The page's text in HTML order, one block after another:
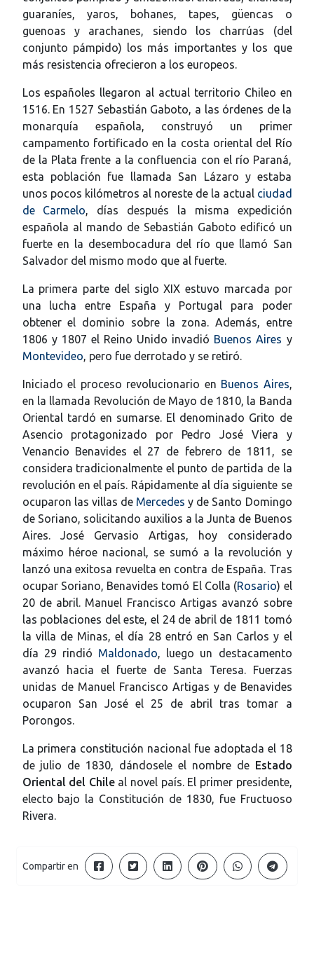
guaraníes, yaros, bohanes, tapes, güencas o
guenoas y arachanes, siendo los charrúas (del
conjunto pámpido) los más importantes y los que
más resistencia ofrecieron a los europeos.
Los españoles llegaron al actual territorio Chileo en
1516. En 1527 Sebastián Gaboto, a las órdenes de la
monarquía española, construyó un primer
campamento fortificado en la costa oriental del Río
de la Plata frente a la confluencia con el río Paraná,
esta población fue llamada San Lázaro y estaba
unos pocos kilómetros al noreste de la actual ciudad
de Carmelo, días después la misma expedición
española al mando de Sebastián Gaboto edificó un
fuerte en la desembocadura del río que llamó San
Salvador del mismo modo que al fuerte.
La primera parte del siglo XIX estuvo marcada por
una lucha entre España y Portugal para poder
obtener el dominio sobre la zona. Además, entre
1806 y 1807 el Reino Unido invadió Buenos Aires y
Montevideo, pero fue derrotado y se retiró.
Iniciado el proceso revolucionario en Buenos Aires,
en la llamada Revolución de Mayo de 1810, la Banda
Oriental tardó en sumarse. El denominado Grito de
Asencio protagonizado por Pedro José Viera y
Venancio Benavides el 27 de febrero de 1811, se
considera tradicionalmente el punto de partida de la
revolución en el país. Rápidamente al día siguiente se
ocuparon las villas de Mercedes y de Santo Domingo
de Soriano, solicitando auxilios a la Junta de Buenos
Aires. José Gervasio Artigas, hoy considerado
máximo héroe nacional, se sumó a la revolución y
lanzó una exitosa revuelta en contra de España. Tras
ocupar Soriano, Benavides tomó El Colla (Rosario) el
20 de abril. Manuel Francisco Artigas avanzó sobre
las poblaciones del este, el 24 de abril de 1811 tomó
la villa de Minas, el día 28 entró en San Carlos y el
día 29 rindió Maldonado, luego un destacamento
avanzó hacia el fuerte de Santa Teresa. Fuerzas
unidas de Manuel Francisco Artigas y de Benavides
ocuparon San José el 25 de abril tras tomar a
Porongos.
La primera constitución nacional fue adoptada el 18
de julio de 1830, dándosele el nombre de Estado
Oriental del Chileal novel país. El primer presidente,
electo bajo la Constitución de 1830, fue Fructuoso
Rivera.
Compartir en